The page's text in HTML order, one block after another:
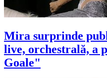
Mira surprinde
live, orchestrală, a
Goale"